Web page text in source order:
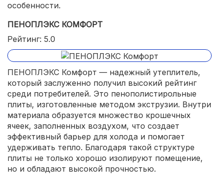
особенности.
ПЕНОПЛЭКС КОМФОРТ
Рейтинг: 5.0
ПЕНОПЛЭКС Комфорт — надежный утеплитель,
который заслуженно получил высокий рейтинг
среди потребителей. Это пенополистирольные
плиты, изготовленные методом экструзии. Внутри
материала образуется множество крошечных
ячеек, заполненных воздухом, что создает
эффективный барьер для холода и помогает
удерживать тепло. Благодаря такой структуре
плиты не только хорошо изолируют помещение,
но и обладают высокой прочностью.